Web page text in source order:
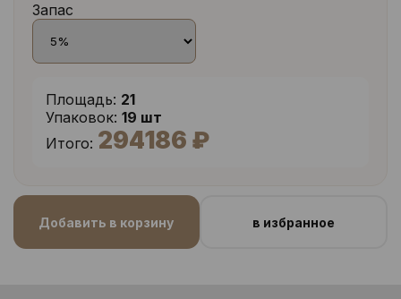
Запас
Площадь: 21
Упаковок: 19 шт
Итого: 294186 ₽
Добавить в корзину в избранное